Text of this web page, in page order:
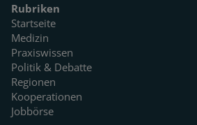
Rubriken
Startseite
Medizin
Praxiswissen
Politik & Debatte
Regionen
Kooperationen
Jobbörse